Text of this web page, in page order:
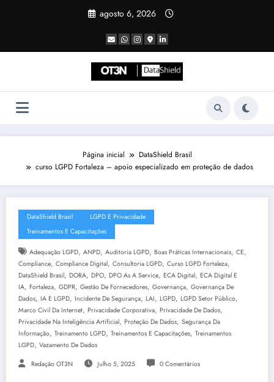
agosto 6, 2026
Página inicial
DataShield Brasil
curso LGPD Fortaleza – apoio especializado em proteção de dados
DataShield Brasil
LGPD E Privacidade
Treinamentos E Capacitações
Adequação LGPD, ANPD, Auditoria LGPD, Boas Práticas Internacionais, CE,
Compliance, Compliance Digital, Consultoria LGPD, Curso LGPD Fortaleza,
DataShield Brasil, DORA, DPO, DPO As A Service, ECA Digital, ECA Digital E
IA, Fortaleza, GDPR, Gestão De Fornecedores, Governança, Governança De
Dados, IA E LGPD, Incidente De Segurança, LAI, LGPD, LGPD Setor Público,
Marco Civil Da Internet, Privacidade Corporativa, Privacidade De Dados,
Privacidade Na Inteligência Artificial, Proteção De Dados, Segurança Da
Informação, Treinamento LGPD, Treinamentos E Capacitações, Treinamentos
LGPD, Vazamento De Dados
Redação OT3N Julho 5, 2025 0 Comentários